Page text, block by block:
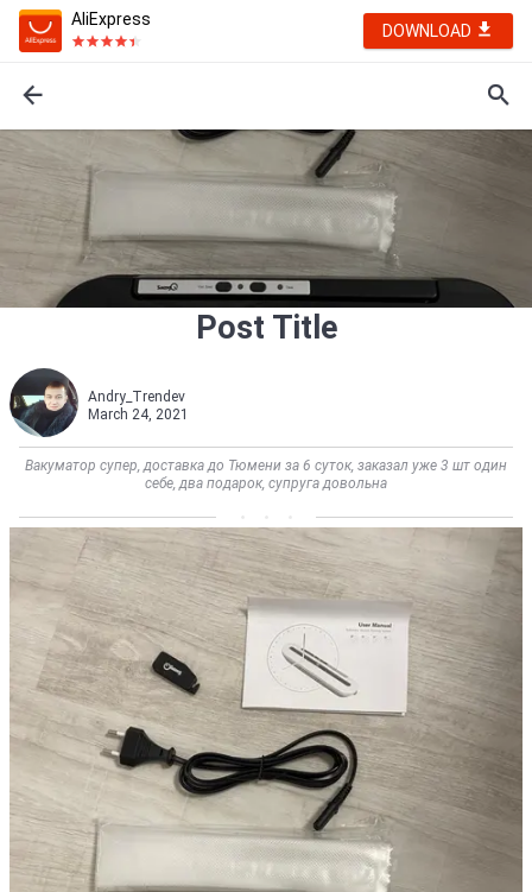
AliExpress
DOWNLOAD
Post Title
Andry_Trendev
March 24, 2021
Вакуматор супер, доставка до Тюмени за 6 суток, заказал уже 3 шт один
себе, два подарок, супруга довольна